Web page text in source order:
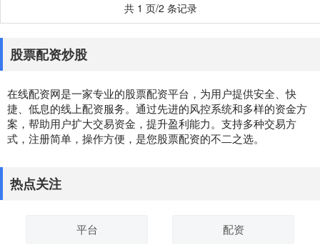
共 1 页/2 条记录
股票配资炒股
在线配资网是一家专业的股票配资平台，为用户提供安全、快
捷、低息的线上配资服务。通过先进的风控系统和多样的资金方
案，帮助用户扩大交易资金，提升盈利能力。支持多种交易方
式，注册简单，操作方便，是您股票配资的不二之选。
热点关注
平台 配资